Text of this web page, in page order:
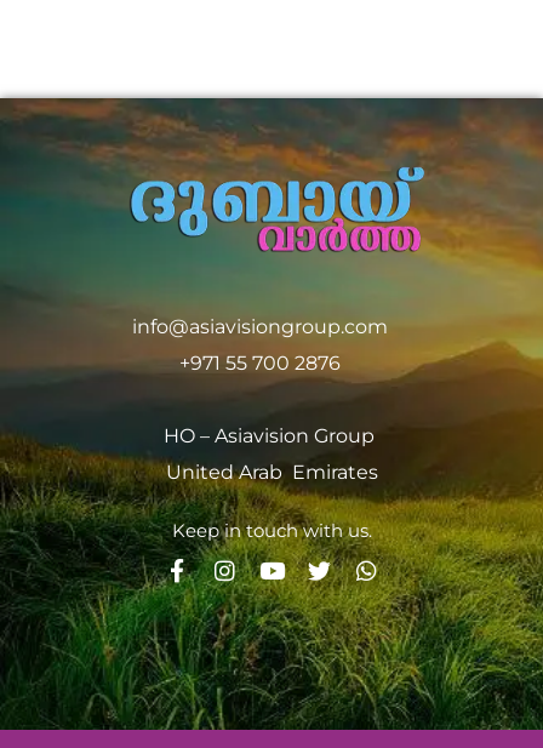
info@asiavisiongroup.com
+971 55 700 2876
HO – Asiavision Group
United Arab Emirates
Keep in touch with us.